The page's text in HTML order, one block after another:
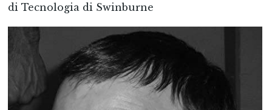
di Tecnologia di Swinburne